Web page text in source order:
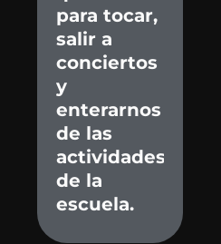
para tocar,
salir a
conciertos
y
enterarnos
de las
actividades
de la
escuela.